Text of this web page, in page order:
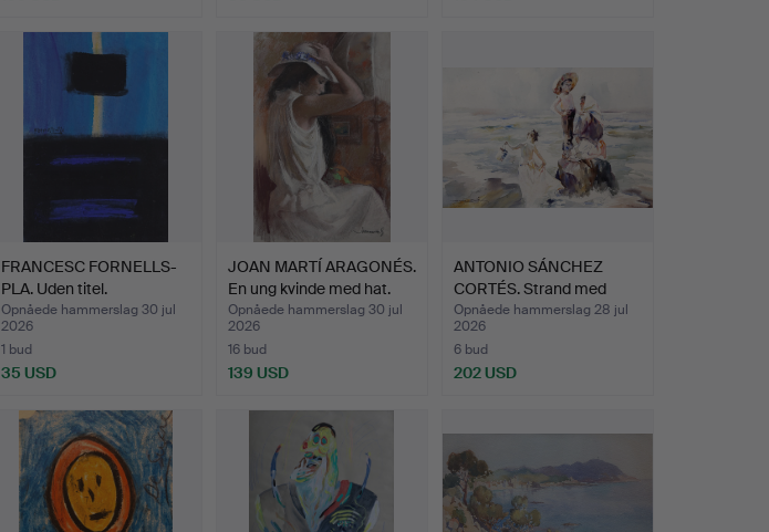
FRANCESC FORNELLS-
PLA. Uden titel.
Opnåede hammerslag 30 jul
2026
1 bud
35 USD
JOAN MARTÍ ARAGONÉS.
En ung kvinde med hat.
Opnåede hammerslag 30 jul
2026
16 bud
139 USD
ANTONIO SÁNCHEZ
CORTÉS. Strand med
figurer.
Opnåede hammerslag 28 jul
2026
6 bud
202 USD